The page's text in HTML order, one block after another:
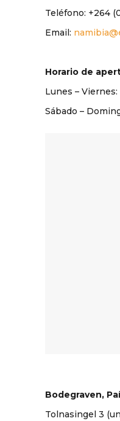
Teléfono: +264
Email:
Horario de
Lunes – Viernes:
Sábado –
Bodegraven,
Tolnasingel 3